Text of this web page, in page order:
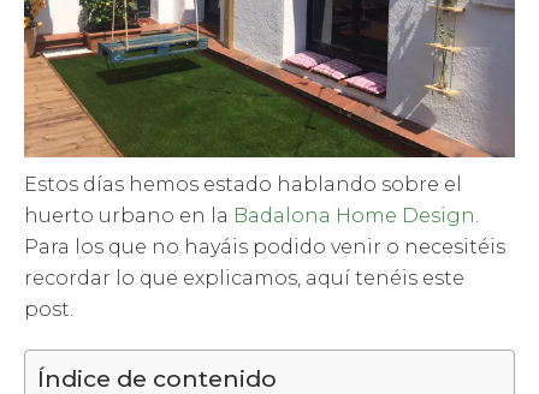
Estos días hemos estado hablando sobre el
huerto urbano en la Badalona Home Design
Para los que no hayáis podido venir o necesitéis
recordar lo que explicamos, aquí tenéis este
post.
Índice de contenido